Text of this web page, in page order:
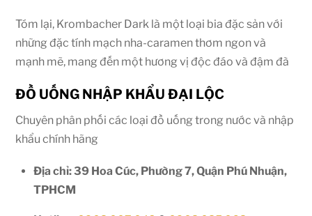
Tóm lại, Krombacher Dark là một loại bia đặc sản với
những đặc tính mạch nha-caramen thơm ngon và
mạnh mẽ, mang đến một hương vị độc đáo và đậm đà
ĐỒ UỐNG NHẬP KHẨU ĐẠI LỘC
Chuyên phân phối các loại đồ uống trong nước và nhập
khẩu chính hãng
Địa chỉ: 39 Hoa Cúc, Phường 7, Quận Phú Nhuận,
TPHCM